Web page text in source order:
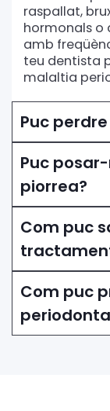
raspallat,
hormonals o
amb
teu dentista
malaltia
Puc
Puc
piorrea?
Com puc
Com puc